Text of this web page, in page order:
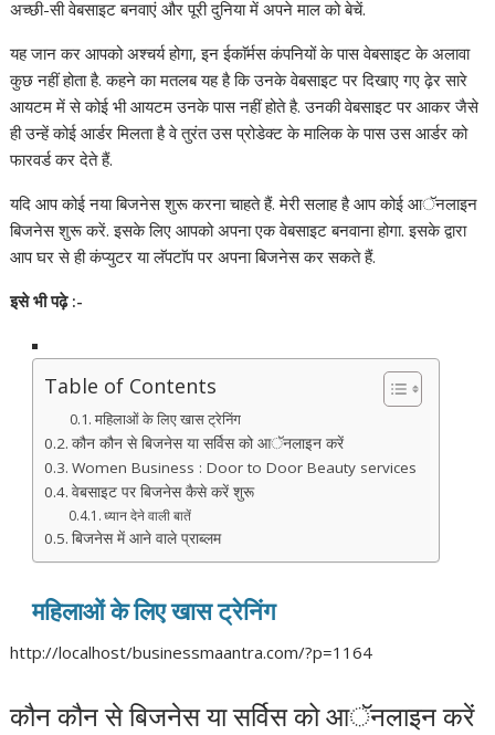
अच्छी-सी वेबसाइट बनवाएं और पूरी दुनिया में अपने माल को बेचें.
यह जान कर आपको अश्चर्य होगा, इन ईकाॅर्मस कंपनियों के पास वेबसाइट के अलावा
कुछ नहीं होता है. कहने का मतलब यह है कि उनके वेबसाइट पर दिखाए गए ढ़ेर सारे
आयटम में से कोई भी आयटम उनके पास नहीं होते है. उनकी वेबसाइट पर आकर जैसे
ही उन्हें कोई आर्डर मिलता है वे तुरंत उस प्रोडेक्ट के मालिक के पास उस आर्डर को
फारवर्ड कर देते हैं.
यदि आप कोई नया बिजनेस शुरू करना चाहते हैं. मेरी सलाह है आप कोई आॅनलाइन
बिजनेस शुरू करें. इसके लिए आपको अपना एक वेबसाइट बनवाना होगा. इसके द्वारा
आप घर से ही कंप्युटर या लॅपटाॅप पर अपना बिजनेस कर सकते हैं.
इसेभीपढ़े :-
Table of Contents
महिलाओं के लिए खास ट्रेनिंग
कौन कौन से बिजनेस या सर्विस को आॅनलाइन करें
Women Business : Door to Door Beauty services
वेबसाइट पर बिजनेस कैसे करें शुरू
ध्यान देने वाली बातें
बिजनेस में आने वाले प्राब्लम
महिलाओं के लिए खास ट्रेनिंग
http://localhost/businessmaantra.com/?p=1164
कौन कौन से बिजनेस या सर्विस को आॅनलाइन करें